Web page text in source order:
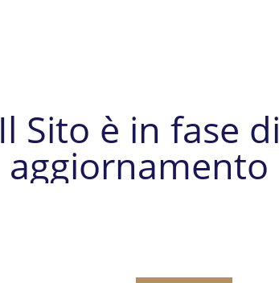
Il Sito è in fase di
aggiornamento